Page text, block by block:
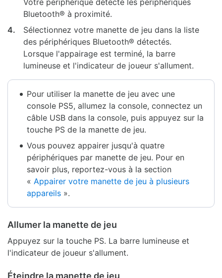
Bluetooth® à proximité.
4.
Sélectionnez votre manette de jeu dans la liste
des périphériques Bluetooth® détectés.
Lorsque l'appairage est terminé, la barre
lumineuse et l'indicateur de joueur s'allument.
Pour utiliser la manette de jeu avec une
console PS5, allumez la console, connectez un
câble USB dans la console, puis appuyez sur la
touche PS de la manette de jeu.
Vous pouvez appairer jusqu'à quatre
périphériques par manette de jeu. Pour en
savoir plus, reportez-vous à la section
« Appairer votre manette de jeu à plusieurs
appareils ».
Allumer la manette de jeu
Appuyez sur la touche PS. La barre lumineuse et
l'indicateur de joueur s'allument.
Éteindre la manette de jeu